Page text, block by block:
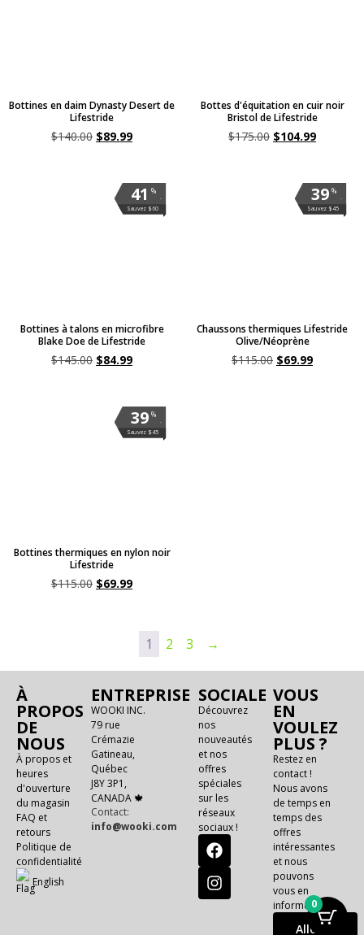
Bottines en daim Dynasty Desert de
Lifestride
$140.00 $89.99
Bottes d'équitation en cuir noir
Bristol de Lifestride
$175.00 $104.99
%
.
41
Sauvez $60
Bottines à talons en microfibre
Blake Doe de Lifestride
$145.00 $84.99
%
.
39
Sauvez $45
Chaussons thermiques Lifestride
Olive/Néoprène
$115.00 $69.99
%
.
39
Sauvez $45
Bottines thermiques en nylon noir
Lifestride
$115.00 $69.99
1 2 3 →
À
PROPOS
DE
NOUS
À propos et
heures
d'ouverture
du magasin
FAQ et
retours
Politique de
confidentialité
English
ENTREPRISE
WOOKI INC.
79 rue
Crémazie
Gatineau,
Québec
J8Y 3P1,
CANADA 🍁
Contact:
info@wooki.com
SOCIALE
Découvrez
nos
nouveautés
et nos
offres
spéciales
sur les
réseaux
sociaux !
VOUS
EN
VOULEZ
PLUS ?
Restez en
contact !
Nous avons
de temps en
temps des
offres
intéressantes
et nous
pouvons
vous en
informer !
Allons-
0